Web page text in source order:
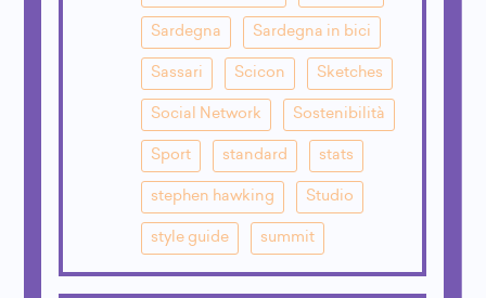
Sardegna Sardegna in bici
Sassari Scicon Sketches
Social Network Sostenibilità
Sport standard stats
stephen hawking Studio
style guide summit